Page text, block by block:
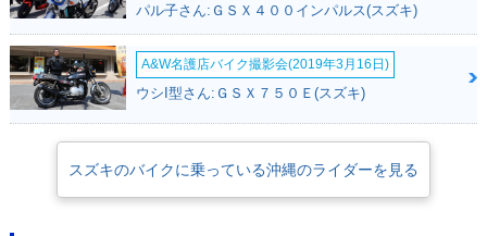
パル子さん:ＧＳＸ４００インパルス(スズキ)
A&W名護店バイク撮影会(2019年3月16日)
ウシI型さん:ＧＳＸ７５０Ｅ(スズキ)
スズキのバイクに乗っている沖縄のライダーを見る